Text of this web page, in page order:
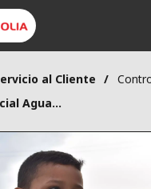
al Cliente
Control Social Aguachica